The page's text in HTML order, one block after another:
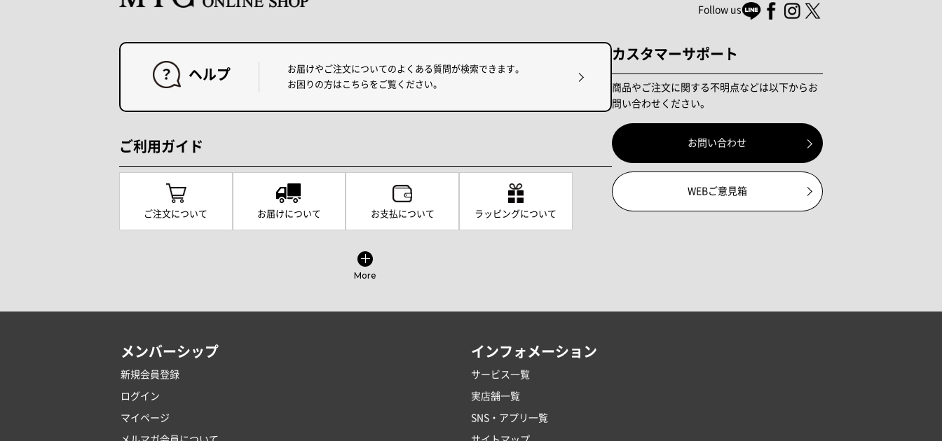
Follow us
ヘルプ
お届けやご注文についてのよくある質問が検索できます。
お困りの方はこちらをご覧ください。
ご利用ガイド
ご注文について お届けについて お支払について ラッピングについて
More
カスタマーサポート
商品やご注文に関する不明点などは以下からお
問い合わせください。
お問い合わせ
WEBご意見箱
メンバーシップ
新規会員登録
ログイン
マイページ
インフォメーション
サービス一覧
実店舗一覧
SNS・アプリ一覧